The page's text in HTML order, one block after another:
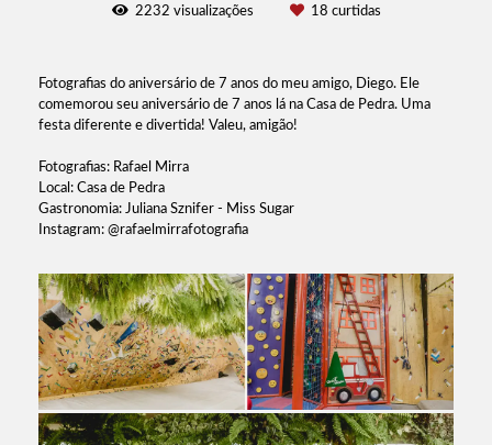
2232 visualizações 18 curtidas
Fotografias do aniversário de 7 anos do meu amigo, Diego. Ele
comemorou seu aniversário de 7 anos lá na Casa de Pedra. Uma
festa diferente e divertida! Valeu, amigão!
Fotografias: Rafael Mirra
Local: Casa de Pedra
Gastronomia: Juliana Sznifer - Miss Sugar
Instagram: @rafaelmirrafotografia